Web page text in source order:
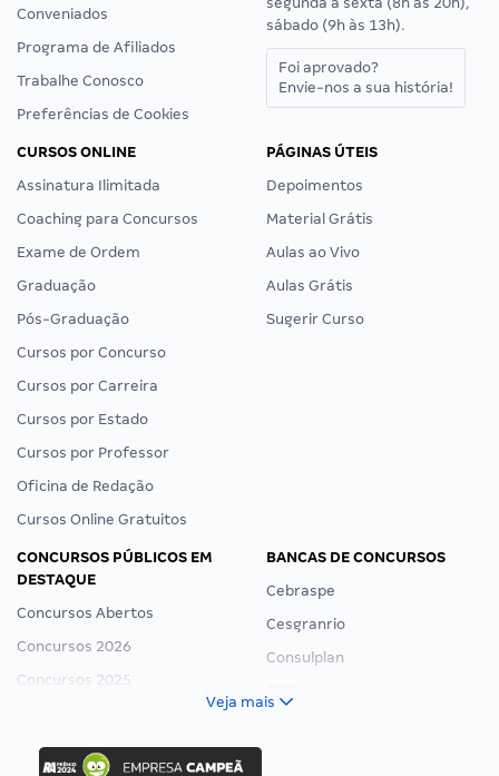
Conveniados
Programa de Afiliados
Trabalhe Conosco
Preferências de Cookies
sábado (9h às 13h).
Foi aprovado?
Envie-nos a sua história!
CURSOS ONLINE
Assinatura Ilimitada
Coaching para Concursos
Exame de Ordem
Graduação
Pós-Graduação
Cursos por Concurso
Cursos por Carreira
Cursos por Estado
Cursos por Professor
Oficina de Redação
Cursos Online Gratuitos
PÁGINAS ÚTEIS
Depoimentos
Material Grátis
Aulas ao Vivo
Aulas Grátis
Sugerir Curso
CONCURSOS PÚBLICOS EM
DESTAQUE
Concursos Abertos
Concursos 2026
Concursos 2025
Concurso Ibama
BANCAS DE CONCURSOS
Cebraspe
Cesgranrio
Consulplan
Veja mais